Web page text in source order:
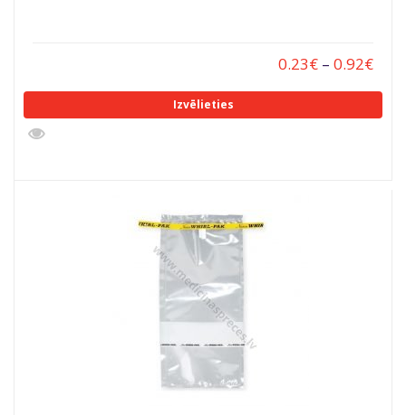
0.23€ – 0.92€
Izvēlieties